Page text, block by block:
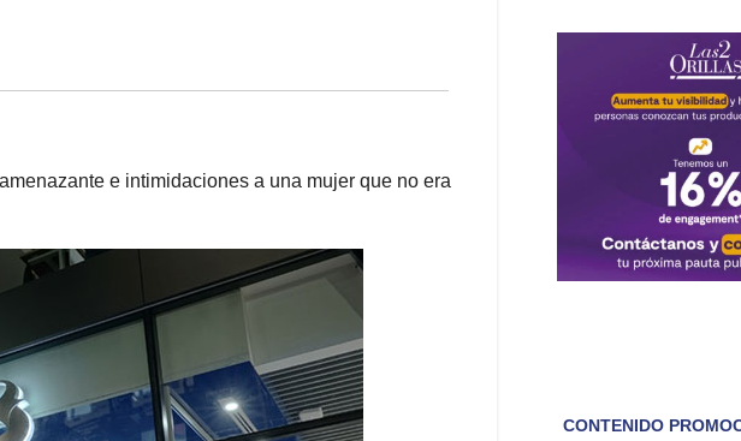
e intimidaciones a una mujer que no era